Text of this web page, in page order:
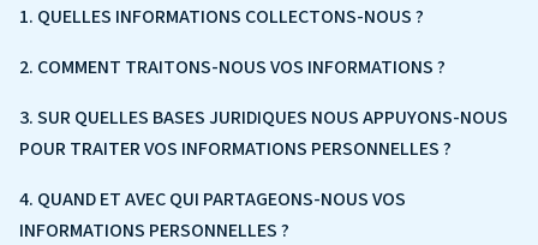
1. QUELLES INFORMATIONS COLLECTONS-NOUS ?
2. COMMENT TRAITONS-NOUS VOS INFORMATIONS ?
3. SUR QUELLES BASES JURIDIQUES NOUS APPUYONS-NOUS
POUR TRAITER VOS INFORMATIONS PERSONNELLES ?
4. QUAND ET AVEC QUI PARTAGEONS-NOUS VOS
INFORMATIONS PERSONNELLES ?